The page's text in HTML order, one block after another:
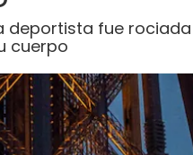
deportista fue
cuerpo